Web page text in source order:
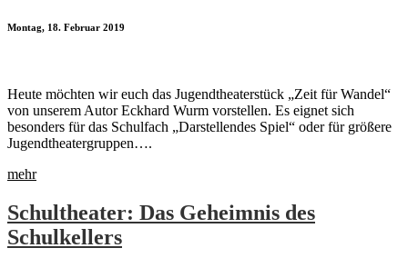
Montag, 18. Februar 2019
Heute möchten wir euch das Jugendtheaterstück „Zeit für Wandel“
von unserem Autor Eckhard Wurm vorstellen. Es eignet sich
besonders für das Schulfach „Darstellendes Spiel“ oder für größere
Jugendtheatergruppen….
mehr
Schultheater: Das Geheimnis des
Schulkellers